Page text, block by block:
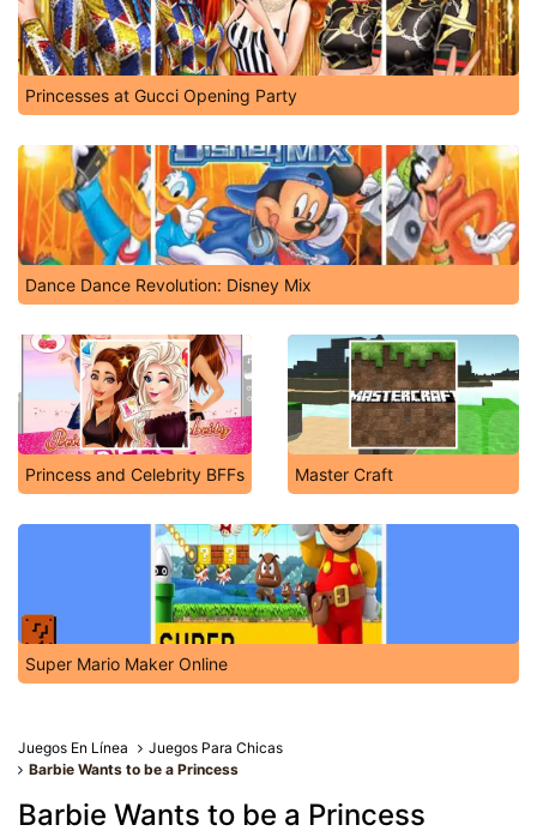
Princesses at Gucci Opening Party
Dance Dance Revolution: Disney Mix
Princess and Celebrity BFFs Master Craft
Super Mario Maker Online
Juegos En Línea
Juegos Para Chicas
Barbie Wants to be a Princess
Barbie Wants to be a Princess